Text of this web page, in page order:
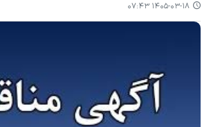
۱۴۰۵-۰۳-۱۸ ۰۷:۴۳